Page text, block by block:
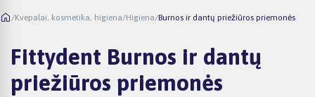
/Kvepalai, kosmetika, higiena/Higiena/Burnos ir dantų priežiūros priemonės
Fittydent Burnos ir dantų
priežiūros priemonės